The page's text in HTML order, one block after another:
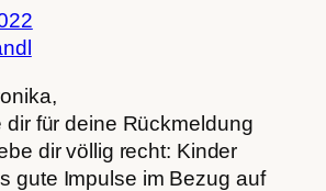
dir für deine Rückmeldung
dir völlig recht: Kinder
gute Impulse im Bezug auf